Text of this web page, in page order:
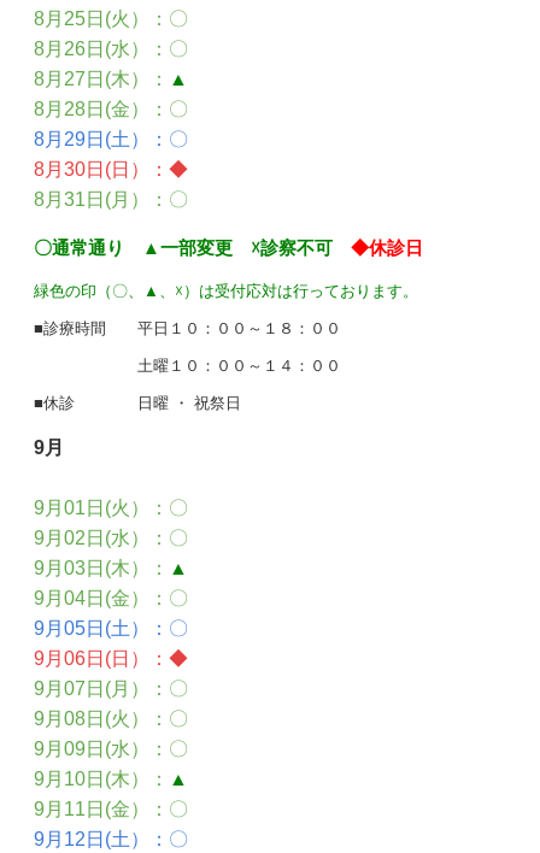
8月25日(火）：〇
8月26日(水）：〇
8月27日(木）
：
▲
8月28日(金）
：〇
8月29日(土）
：〇
8月30日(日）
： ◆
8月31日(月）
：〇
〇通常通り ▲一部変更 ☓診察不可 ◆休診日
緑色の印（〇、▲、☓）は受付応対は行っております。
■診療時間 平日１０：００～１８：００
土曜１０：００～１４：００
■休診 日曜 ・ 祝祭日
9月
9月01日(火）
：〇
9月02日(水）
：〇
9月03日(木）
：
▲
9月04日(金）
：〇
9月05日(土）
：〇
9月06日(日）
： ◆
9月07日(月）
：〇
9月08日(火）
：〇
9月09日(水）
：〇
9月10日(木）
：
▲
9月11日(金）
：〇
9月12日(土）
：〇